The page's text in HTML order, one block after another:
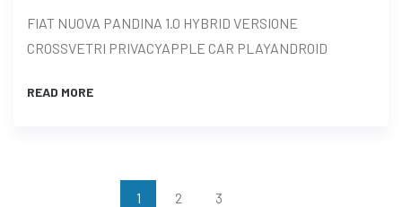
FIAT NUOVA PANDINA 1.0 HYBRID VERSIONE
CROSSVETRI PRIVACYAPPLE CAR PLAYANDROID
READ MORE
1 2 3